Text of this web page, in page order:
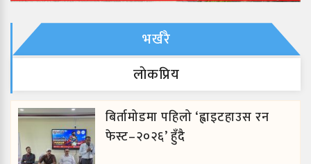
भर्खरै
लाेकप्रिय
बिर्तामोडमा पहिलो ‘ह्वाइटहाउस रन
फेस्ट–२०२६’ हुँदै